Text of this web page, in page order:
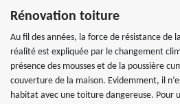
Rénovation toiture
Au fil des années, la force de résistance de
réalité est expliquée par le changement
présence des mousses et de la poussière
couverture de la maison. Evidemment, il
habitat avec une toiture dangereuse. Pour